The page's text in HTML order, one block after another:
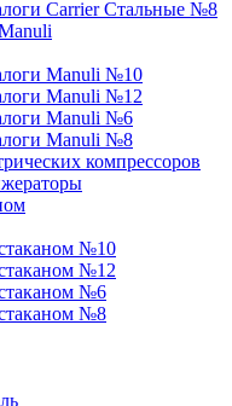
Carrier Стальные №8
Manuli №10
Manuli №12
Manuli №6
Manuli №8
компрессоров
№10
№12
№6
№8